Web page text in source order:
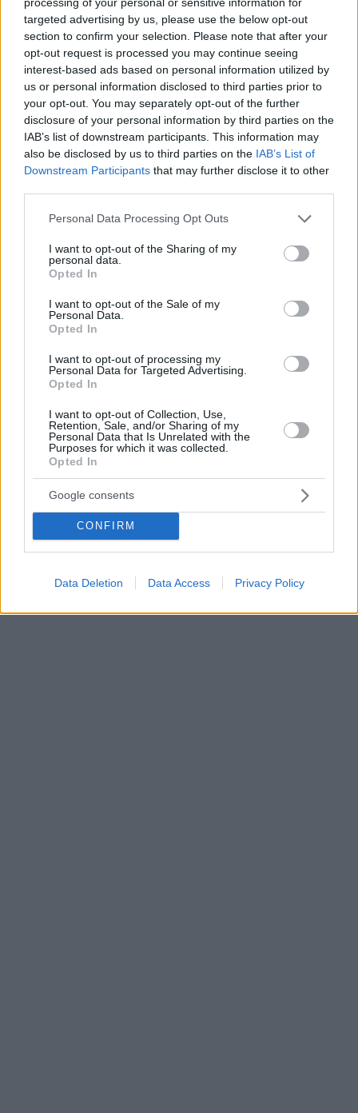
targeted advertising by us, please use the below opt-out
section to confirm your selection. Please note that after your
opt-out request is processed you may continue seeing
interest-based ads based on personal information utilized by
us or personal information disclosed to third parties prior to
your opt-out. You may separately opt-out of the further
disclosure of your personal information by third parties on the
IAB’s list of downstream participants. This information may
also be disclosed by us to third parties on the IAB’s List of
Downstream Participants that may further disclose it to other
Please note that this website/app uses one or more Google
not limited to your visit or usage behaviour. You may click to
grant or deny consent to Google and its third-party tags to
use your data for below specified purposes in below Google
consent section.
Personal Data Processing Opt Outs
I want to opt-out of the Sharing of my
personal data.
Opted In
I want to opt-out of the Sale of my
Personal Data.
Opted In
I want to opt-out of processing my
Personal Data for Targeted Advertising.
Opted In
I want to opt-out of Collection, Use,
Retention, Sale, and/or Sharing of my
Personal Data that Is Unrelated with the
Purposes for which it was collected.
Opted In
Google consents
CONFIRM
Data Deletion Data Access Privacy Policy
Πίσω από τις λέξεις
Διαβάζω για την
Κοπεγχάγη: «στην
οδό
Bryggervangen όλα
τα ισόγεια και τα
υπόγεια των
σπιτιών
σημαντικές. Ο
ζήτησε ένα νέο
σχέδιο για το
να διασφαλίζει ότι
η γειτονιά δεν θα
το ίδιο πρόβλημα...
31.03.2019, 12:29 2
ΧΡΗΣΤΟΣ ΤΕΝΤΟΜΑΣ
«εδάφη» σε καιρό
ειρήνης!
Φιλοπάππου,
συμμορίες
περιοχή»
24.08.2018, 07:16